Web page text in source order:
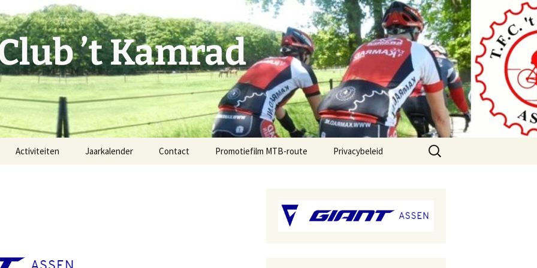
’t Kamrad
Activiteiten Jaarkalender Contact Promotiefilm MTB-route Privacybeleid
Zoeken
naar: